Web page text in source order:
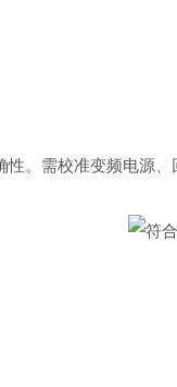
。需校准变频电源